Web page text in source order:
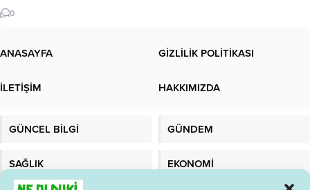
kaynaklanan doğal bir olaydır.
Dünyanın en kötü doğal afetlerinin
da mühendislik biliminin bu
binalar tasarlamak için standartlar
0
ANASAYFA GİZLİLİK POLİTİKASI
İLETİŞİM HAKKIMIZDA
GÜNCEL BİLGİ GÜNDEM
SAĞLIK EKONOMİ